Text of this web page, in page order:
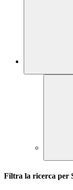
Filtra la ricerca per